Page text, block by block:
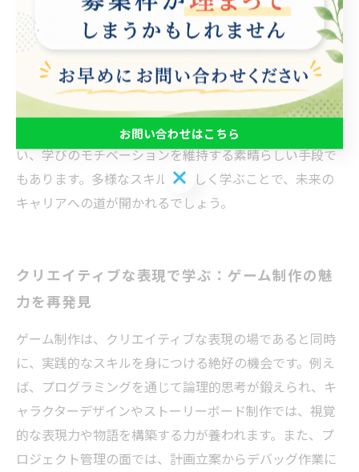
このような経験は、職場での協力関係を築く上で大変価
値があります。 さらに、ゲーム制作は創造性を発揮する
場でもあり、参加者は自分のアイデアを具体化する過程
で自己肯定感を高めることができます。このプロセスを
通じて、就労支援の必要な方々に希望と自信をもたらす
ことができるのです。 最後に、ゲーム制作は楽しさも伴
い、学びのモチベーションを維持する素晴らしい手段で
もあります。多様なスキルを楽しく学ぶことで、未来の
キャリアへの道が開かれるでしょう。
クリエイティブな表現で学ぶ：ゲーム制作の魅
力を再発見
ゲーム制作は、クリエイティブな表現の場であると同時
に、実践的なスキルを身につける絶好の機会です。例え
ば、プログラミングを通じて論理的思考が鍛えられ、キ
ャラクターデザインやストーリーボード制作では、視覚
的な表現力や物語を構築する力が養われます。また、プ
ロジェクト管理の面では、計画立案からデバッグ作業に
お問い合わせはこちら
お問い合わせはこちら